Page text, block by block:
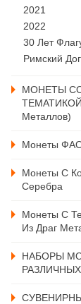
2021
2022
30 Лет
Римский
МОНЕТЫ
ТЕМАТИКОЙ
Металлов)
Монеты
Монеты С
Серебра
Монеты С
Из Драг
НАБОРЫ